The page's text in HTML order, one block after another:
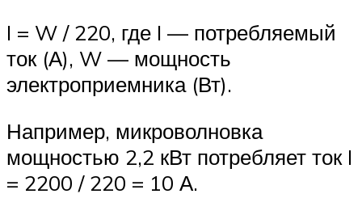
I = W / 220, где I — потребляемый
ток (А), W — мощность
электроприемника (Вт).
Например, микроволновка
мощностью 2,2 кВт потребляет ток I
= 2200 / 220 = 10 А.